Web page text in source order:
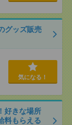
グッズ販売
気になる！
好きな場所
料もらえる